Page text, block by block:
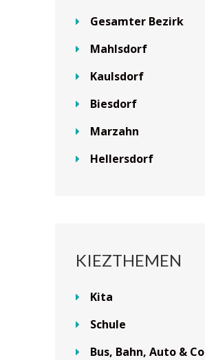
Gesamter Bezirk
Mahlsdorf
Kaulsdorf
Biesdorf
Marzahn
Hellersdorf
KIEZTHEMEN
Kita
Schule
Bus, Bahn, Auto & Co